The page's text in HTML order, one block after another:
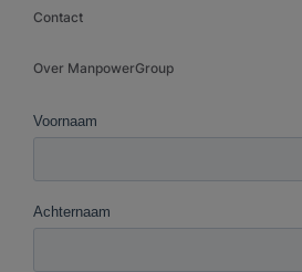
Contact
Over ManpowerGroup